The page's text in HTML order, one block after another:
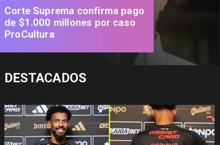
Corte Suprema confirma pago
de $1.000 millones por caso
ProCultura
DESTACADOS